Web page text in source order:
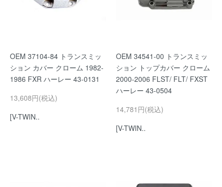
OEM 37104-84 トランスミッ
ション カバー クローム 1982-
1986 FXR ハーレー 43-0131
13,608円(税込)
[V-TWIN..
OEM 34541-00 トランスミッ
ション トップカバー クローム
2000-2006 FLST/ FLT/ FXST
ハーレー 43-0504
14,781円(税込)
[V-TWIN..